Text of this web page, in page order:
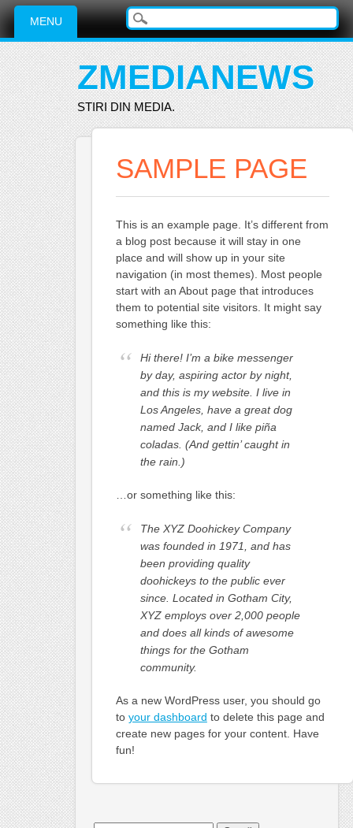
Main menu
Skip
content
MENU
ZMEDIANEWS
STIRI DIN MEDIA.
SAMPLE PAGE
This is an example page. It’s different from
a blog post because it will stay in one
place and will show up in your site
navigation (in most themes). Most people
start with an About page that introduces
them to potential site visitors. It might say
something like this:
Hi there! I’m a bike messenger
by day, aspiring actor by night,
and this is my website. I live in
Los Angeles, have a great dog
named Jack, and I like piña
coladas. (And gettin’ caught in
the rain.)
…or something like this:
The XYZ Doohickey Company
was founded in 1971, and has
been providing quality
doohickeys to the public ever
since. Located in Gotham City,
XYZ employs over 2,000 people
and does all kinds of awesome
things for the Gotham
community.
As a new WordPress user, you should go
to your dashboard to delete this page and
create new pages for your content. Have
fun!